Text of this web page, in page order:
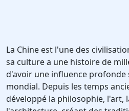
La Chine est l'une des
sa culture a une histoire de
d'avoir une influence profonde
mondial. Depuis les temps
développé la philosophie, l'art,